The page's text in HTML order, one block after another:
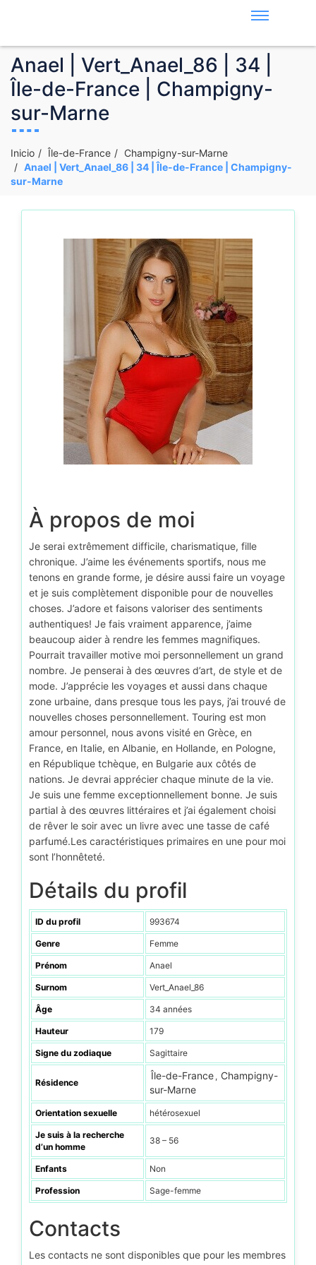
Anael | Vert_Anael_86 | 34 |
Île-de-France | Champigny-
sur-Marne
Inicio Île-de-France
Champigny-sur-Marne
Anael | Vert_Anael_86 | 34 | Île-de-France | Champigny-
sur-Marne
À propos de moi
Je serai extrêmement difficile, charismatique, fille
chronique. J’aime les événements sportifs, nous me
tenons en grande forme, je désire aussi faire un voyage
et je suis complètement disponible pour de nouvelles
choses. J’adore et faisons valoriser des sentiments
authentiques! Je fais vraiment apparence, j’aime
beaucoup aider à rendre les femmes magnifiques.
Pourrait travailler motive moi personnellement un grand
nombre. Je penserai à des œuvres d’art, de style et de
mode. J’apprécie les voyages et aussi dans chaque
zone urbaine, dans presque tous les pays, j’ai trouvé de
nouvelles choses personnellement. Touring est mon
amour personnel, nous avons visité en Grèce, en
France, en Italie, en Albanie, en Hollande, en Pologne,
en République tchèque, en Bulgarie aux côtés de
nations. Je devrai apprécier chaque minute de la vie.
Je suis une femme exceptionnellement bonne. Je suis
partial à des œuvres littéraires et j’ai également choisi
de rêver le soir avec un livre avec une tasse de café
parfumé.Les caractéristiques primaires en une pour moi
sont l’honnêteté.
Détails du profil
ID du profil 993674
Genre Femme
Prénom Anael
Surnom Vert_Anael_86
Âge 34 années
Hauteur 179
Signe du zodiaque Sagittaire
Résidence
Île-de-France , Champigny-
sur-Marne
Orientation sexuelle hétérosexuel
Je suis à la recherche
d’un homme
38 – 56
Enfants Non
Profession Sage-femme
Contacts
Les contacts ne sont disponibles que pour les membres